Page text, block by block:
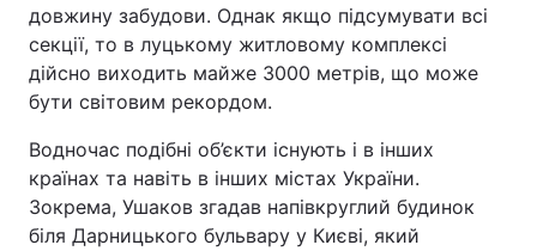
довжину забудови. Однак якщо підсумувати всі
секції, то в луцькому житловому комплексі
дійсно виходить майже 3000 метрів, що може
бути світовим рекордом.
Водночас подібні об’єкти існують і в інших
країнах та навіть в інших містах України.
Зокрема, Ушаков згадав напівкруглий будинок
біля Дарницького бульвару у Києві, який